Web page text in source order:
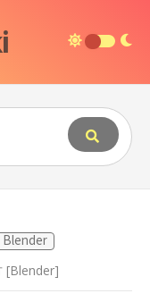
Blender
[Blender]